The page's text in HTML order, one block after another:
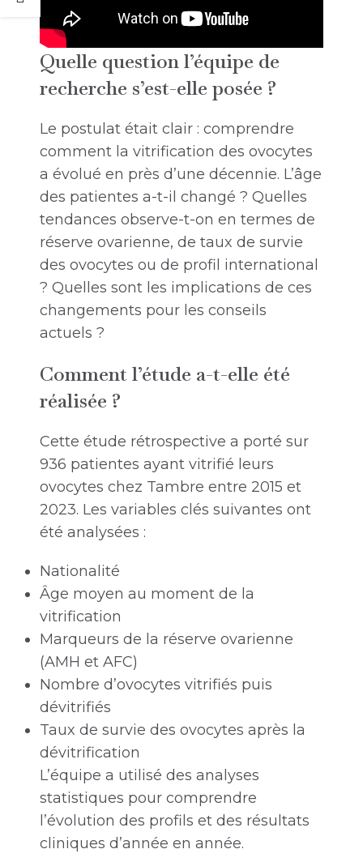
Quelle question l’équipe de
recherche s’est-elle posée ?
Le postulat était clair : comprendre
comment la vitrification des ovocytes
a évolué en près d’une décennie. L’âge
des patientes a-t-il changé ? Quelles
tendances observe-t-on en termes de
réserve ovarienne, de taux de survie
des ovocytes ou de profil international
? Quelles sont les implications de ces
changements pour les conseils
actuels ?
Comment l’étude a-t-elle été
réalisée ?
Cette étude rétrospective a porté sur
936 patientes ayant vitrifié leurs
ovocytes chez Tambre entre 2015 et
2023. Les variables clés suivantes ont
été analysées :
Nationalité
Âge moyen au moment de la
vitrification
Marqueurs de la réserve ovarienne
(AMH et AFC)
Nombre d’ovocytes vitrifiés puis
dévitrifiés
Taux de survie des ovocytes après la
dévitrification
L’équipe a utilisé des analyses
statistiques pour comprendre
l’évolution des profils et des résultats
cliniques d’année en année.